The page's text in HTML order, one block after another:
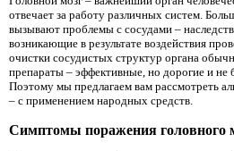
отвечает за работу различных систем.
вызывают проблемы с сосудами –
возникающие в результате воздействия
очистки сосудистых структур органа
препараты – эффективные, но дорогие и не
Поэтому мы предлагаем вам рассмотреть
– с применением народных средств.
Симптомы поражения головного